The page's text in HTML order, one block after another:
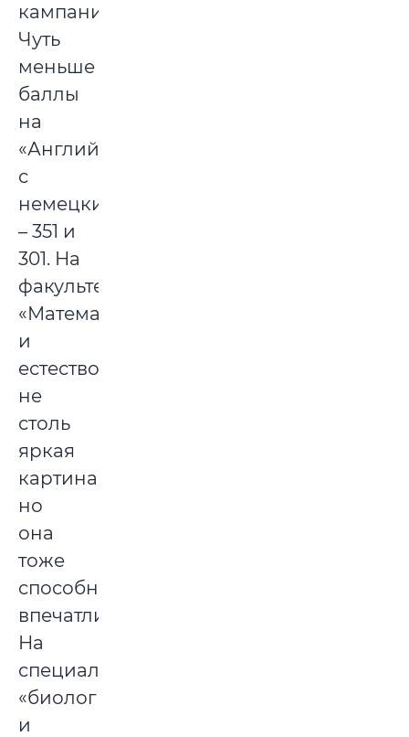
кампании.
Чуть
меньше
баллы
на
«Английском
с
немецким»
– 351 и
301. На
факультете
«Математики
и
естествознания»
не
столь
яркая
картина,
но
она
тоже
способна
впечатлить.
На
специальность
«биология
и